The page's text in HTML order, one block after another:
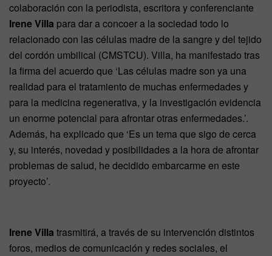
colaboración con la periodista, escritora y conferenciante
Irene Villa para dar a concoer a la sociedad todo lo
relacionado con las células madre de la sangre y del tejido
del cordón umbilical (CMSTCU). Villa, ha manifestado tras
la firma del acuerdo que ‘Las células madre son ya una
realidad para el tratamiento de muchas enfermedades y
para la medicina regenerativa, y la investigación evidencia
un enorme potencial para afrontar otras enfermedades.’.
Además, ha explicado que ‘Es un tema que sigo de cerca
y, su interés, novedad y posibilidades a la hora de afrontar
problemas de salud, he decidido embarcarme en este
proyecto’.
Irene Villa trasmitirá, a través de su intervención distintos
foros, medios de comunicación y redes sociales, el